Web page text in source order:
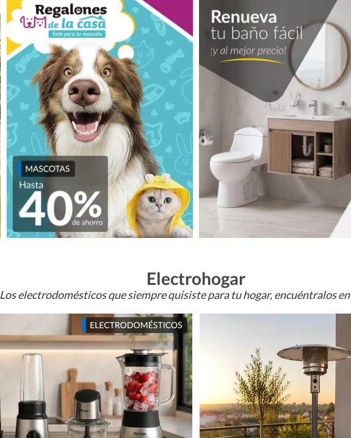
Electrohogar
Los electrodomésticos que siempre quisiste para tu hogar, encuéntralos